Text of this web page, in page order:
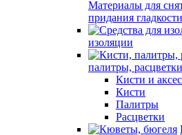
Материалы для
придания гладкости
изоляции
палитры, расцветки
Кисти и
Кисти
Палитры
Расцветки